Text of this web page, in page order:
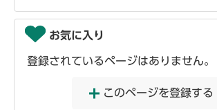
お気に入り
登録されているページはありません。
このページを登録する